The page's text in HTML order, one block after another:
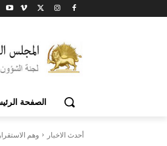
الصفحة
أحدث الاخبار وهم